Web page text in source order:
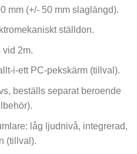
mm (+/- 50 mm slaglängd).
ställdon.
vid 2m.
i-ett PC-pekskärm (tillval).
beställs separat beroende
låg ljudnivå, integrerad,
(tillval).